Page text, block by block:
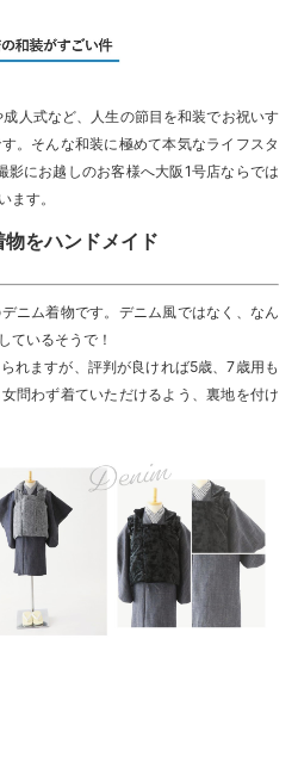
人式など、人生の節目を和装でお祝いす
。そんな和装に極めて本気なライフスタ
影にお越しのお客様へ大阪1号店ならでは
ます。
をハンドメイド
ニム着物です。デニム風ではなく、なん
ているそうで！
れますが、評判が良ければ5歳、7歳用も
問わず着ていただけるよう、裏地を付け